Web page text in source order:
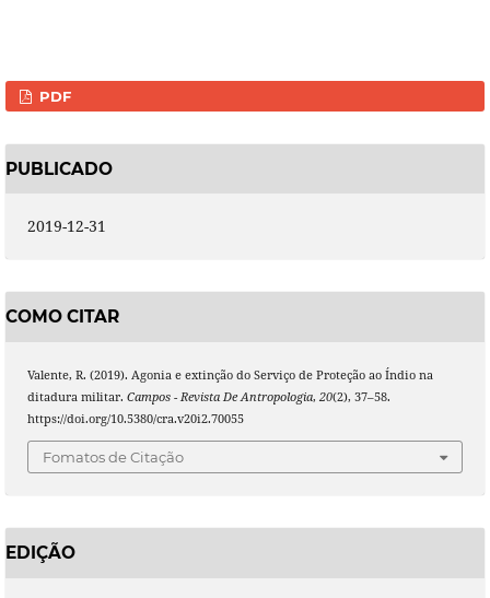
PDF
PUBLICADO
2019-12-31
COMO CITAR
Valente, R. (2019). Agonia e extinção do Serviço de Proteção ao Índio na
ditadura militar. Campos - Revista De Antropologia, 20(2), 37–58.
https://doi.org/10.5380/cra.v20i2.70055
Fomatos de Citação
EDIÇÃO